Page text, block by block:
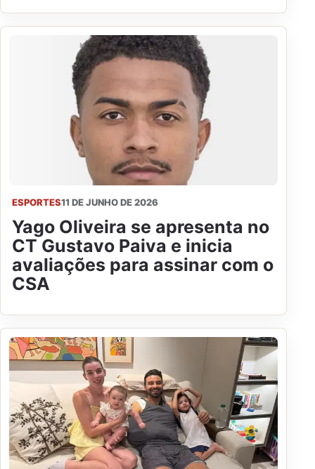
ESPORTES11 DE JUNHO DE 2026
Yago Oliveira se apresenta no
CT Gustavo Paiva e inicia
avaliações para assinar com o
CSA